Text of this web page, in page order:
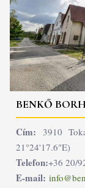
BENKŐ
Cím: 3910
21°24'17.6"E)
Telefon:+36 20/
E-mail: